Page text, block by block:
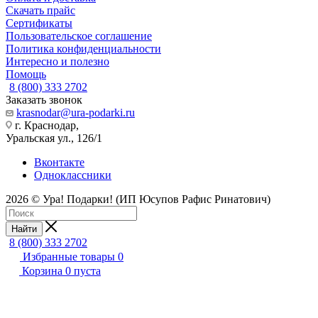
Скачать прайс
Сертификаты
Пользовательское соглашение
Политика конфиденциальности
Интересно и полезно
Помощь
8 (800) 333 2702
Заказать звонок
krasnodar@ura-podarki.ru
г. Краснодар,
Уральская ул., 126/1
Вконтакте
Одноклассники
2026 © Ура! Подарки! (ИП Юсупов Рафис Ринатович)
Найти
8 (800) 333 2702
Избранные товары 0
Корзина 0 пуста